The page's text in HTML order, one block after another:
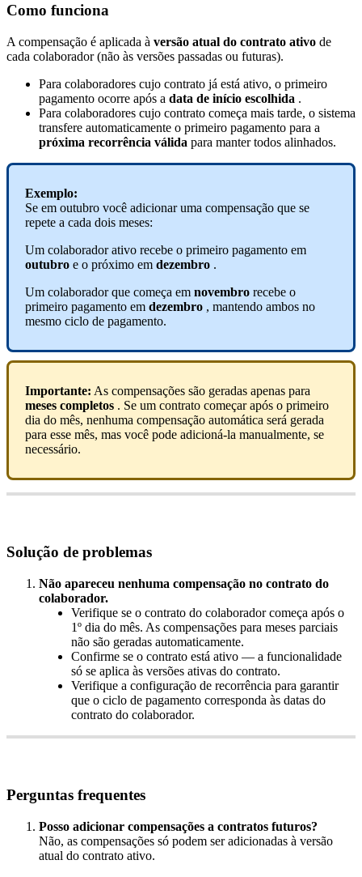
Como funciona
A compensação é aplicada à versão atual do contrato ativo de
cada colaborador (não às versões passadas ou futuras).
Para colaboradores cujo contrato já está ativo, o primeiro
pagamento ocorre após a data de início escolhida .
Para colaboradores cujo contrato começa mais tarde, o sistema
transfere automaticamente o primeiro pagamento para a
próxima recorrência válida para manter todos alinhados.
Exemplo:
Se em outubro você adicionar uma compensação que se
repete a cada dois meses:
Um colaborador ativo recebe o primeiro pagamento em
outubro e o próximo em dezembro .
Um colaborador que começa em novembro recebe o
primeiro pagamento em dezembro , mantendo ambos no
mesmo ciclo de pagamento.
Importante: As compensações são geradas apenas para
meses completos . Se um contrato começar após o primeiro
dia do mês, nenhuma compensação automática será gerada
para esse mês, mas você pode adicioná-la manualmente, se
necessário.
Solução de problemas
Não apareceu nenhuma compensação no contrato do
colaborador.
Verifique se o contrato do colaborador começa após o
1º dia do mês. As compensações para meses parciais
não são geradas automaticamente.
Confirme se o contrato está ativo — a funcionalidade
só se aplica às versões ativas do contrato.
Verifique a configuração de recorrência para garantir
que o ciclo de pagamento corresponda às datas do
contrato do colaborador.
Perguntas frequentes
Posso adicionar compensações a contratos futuros?
Não, as compensações só podem ser adicionadas à versão
atual do contrato ativo.